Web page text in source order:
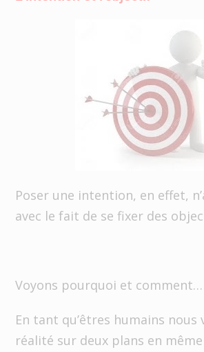
Poser une intention, en effet,
avec le fait de se fixer des
Voyons pourquoi et comment…
En tant qu’êtres humains nous
réalité sur deux plans en